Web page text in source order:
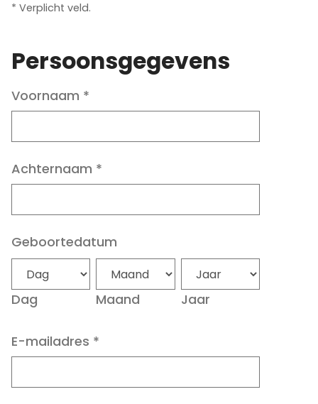
* Verplicht veld.
Persoonsgegevens
Voornaam *
Achternaam *
Geboortedatum
Dag Maand Jaar
E-mailadres *